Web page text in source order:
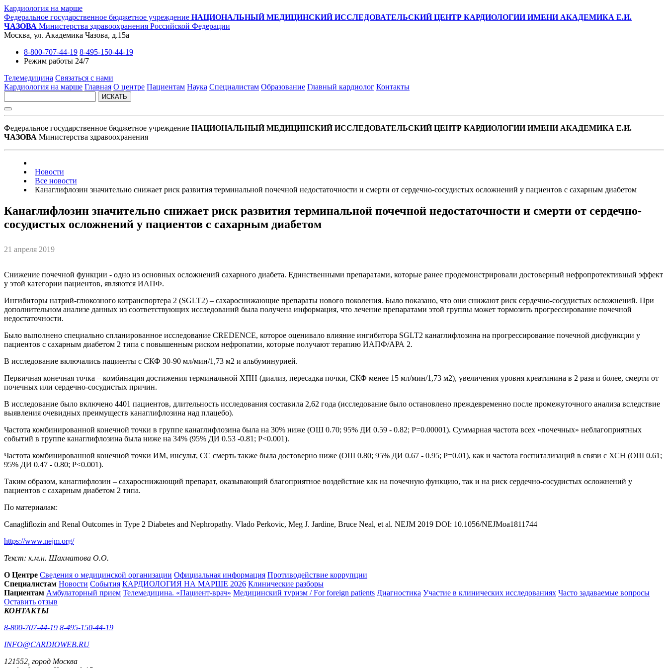
Кардиология на марше
Федеральное государственное бюджетное учреждение НАЦИОНАЛЬНЫЙ МЕДИЦИНСКИЙ ИССЛЕДОВАТЕЛЬСКИЙ ЦЕНТР КАРДИОЛОГИИ ИМЕНИ АКАДЕМИКА Е.И.
ЧАЗОВА Министерства здравоохранения Российской Федерации
Москва, ул. Академика Чазова, д.15а
8-800-707-44-19 8-495-150-44-19
Режим работы 24/7
Телемедицина Связаться с нами
Кардиология на марше Главная О центре Пациентам Наука Специалистам Образование Главный кардиолог Контакты
ИСКАТЬ
Федеральное государственное бюджетное учреждение НАЦИОНАЛЬНЫЙ МЕДИЦИНСКИЙ ИССЛЕДОВАТЕЛЬСКИЙ ЦЕНТР КАРДИОЛОГИИ ИМЕНИ АКАДЕМИКА Е.И.
ЧАЗОВА Министерства здравоохранения
Новости
Все новости
Канаглифлозин значительно снижает риск развития терминальной почечной недостаточности и смерти от сердечно-сосудистых осложнений у пациентов с сахарным диабетом
Канаглифлозин значительно снижает риск развития терминальной почечной недостаточности и смерти от сердечно-
сосудистых осложнений у пациентов с сахарным диабетом
21 апреля 2019
Снижение почечной функции - одно из основных осложнений сахарного диабета. Единственными препаратами, которые ранее продемонстрировали достоверный нефропротективный эффект
у этой категории пациентов, являются ИАПФ.
Ингибиторы натрий-глюкозного котранспортера 2 (SGLT2) – сахароснижающие препараты нового поколения. Было показано, что они снижают риск сердечно-сосудистых осложнений. При
дополнительном анализе данных из соответствующих исследований была получена информация, что лечение препаратами этой группы может тормозить прогрессирование почечной
недостаточности.
Было выполнено специально спланированное исследование CREDENCE, которое оценивало влияние ингибитора SGLT2 канаглифлозина на прогрессирование почечной дисфункции у
пациентов с сахарным диабетом 2 типа с повышенным риском нефропатии, которые получают терапию ИАПФ/АРА 2.
В исследование включались пациенты с СКФ 30-90 мл/мин/1,73 м2 и альбуминурией.
Первичная конечная точка – комбинация достижения терминальной ХПН (диализ, пересадка почки, СКФ менее 15 мл/мин/1,73 м2), увеличения уровня креатинина в 2 раза и более, смерти от
почечных или сердечно-сосудистых причин.
В исследование было включено 4401 пациентов, длительность исследования составила 2,62 года (исследование было остановлено преждевременно после промежуточного анализа вследствие
выявления очевидных преимуществ канаглифлозина над плацебо).
Частота комбинированной конечной точки в группе канаглифлозина была на 30% ниже (ОШ 0.70; 95% ДИ 0.59 - 0.82; P=0.00001). Суммарная частота всех «почечных» неблагоприятных
событий в группе канаглифлозина была ниже на 34% (95% ДИ 0.53 -0.81; P<0.001).
Частота комбинированной конечной точки ИМ, инсульт, СС смерть также была достоверно ниже (ОШ 0.80; 95% ДИ 0.67 - 0.95; P=0.01), как и частота госпитализаций в связи с ХСН (ОШ 0.61;
95% ДИ 0.47 - 0.80; P<0.001).
Таким образом, канаглифлозин – сахароснижающий препарат, оказывающий благоприятное воздействие как на почечную функцию, так и на риск сердечно-сосудистых осложнений у
пациентов с сахарным диабетом 2 типа.
По материалам:
Canagliflozin and Renal Outcomes in Type 2 Diabetes and Nephropathy. Vlado Perkovic, Meg J. Jardine, Bruce Neal, et al. NEJM 2019 DOI: 10.1056/NEJMoa1811744
https://www.nejm.org/
Текст: к.м.н. Шахматова О.О.
О Центре Сведения о медицинской организации Официальная информация Противодействие коррупции
Специалистам Новости События КАРДИОЛОГИЯ НА МАРШЕ 2026 Клинические разборы
Пациентам Амбулаторный прием Телемедицина. «Пациент-врач» Медицинский туризм / For foreign patients Диагностика Участие в клинических исследованиях Часто задаваемые вопросы
Оставить отзыв
КОНТАКТЫ
8-800-707-44-19 8-495-150-44-19
INFO@CARDIOWEB.RU
121552, город Москва